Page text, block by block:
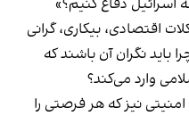
اسرائیل دفاع کنیم؟»
اقتصادی، بیکاری، گرانی
باید نگران آن باشند که
وارد می‌کند؟
نیز که هر فرصتی را